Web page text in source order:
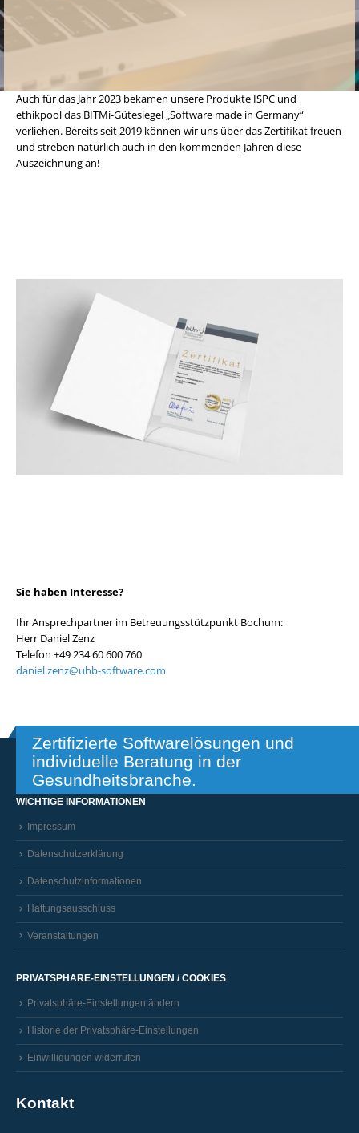
Auch für das Jahr 2023 bekamen unsere Produkte ISPC und
ethikpool das BITMi-Gütesiegel „Software made in Germany“
verliehen. Bereits seit 2019 können wir uns über das Zertifikat freuen
und streben natürlich auch in den kommenden Jahren diese
Auszeichnung an!
Sie haben Interesse?
Ihr Ansprechpartner im Betreuungsstützpunkt Bochum:
Herr Daniel Zenz
Telefon +49 234 60 600 760
daniel.zenz@uhb-software.com
Zertifizierte Softwarelösungen und
individuelle Beratung in der
Gesundheitsbranche.
WICHTIGE INFORMATIONEN
Impressum
Datenschutzerklärung
Datenschutzinformationen
Haftungsausschluss
Veranstaltungen
PRIVATSPHÄRE-EINSTELLUNGEN / COOKIES
Privatsphäre-Einstellungen ändern
Historie der Privatsphäre-Einstellungen
Einwilligungen widerrufen
Kontakt